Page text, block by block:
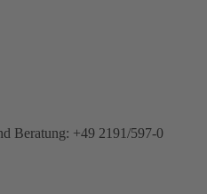
Beratung: +49 2191/597-0